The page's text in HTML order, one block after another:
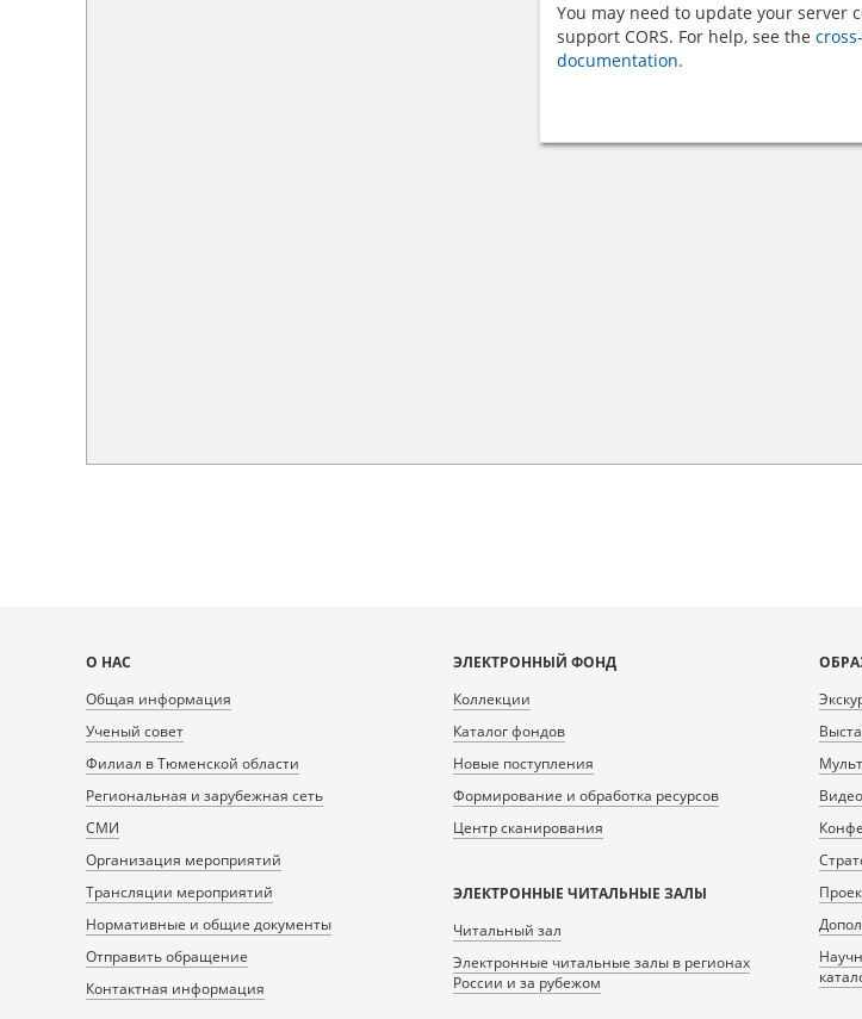
You may need to update your server
support CORS. For help, see the
documentation.
Карта
сайта
О НАС
Общая информация
Ученый совет
Филиал в Тюменской области
Региональная и зарубежная сеть
СМИ
Организация мероприятий
Трансляции мероприятий
Нормативные и общие документы
Отправить обращение
Контактная информация
ЭЛЕКТРОННЫЙ ФОНД
Коллекции
Каталог фондов
Новые поступления
Формирование и обработка ресурсов
Центр сканирования
ЭЛЕКТРОННЫЕ ЧИТАЛЬНЫЕ ЗАЛЫ
Читальный зал
Электронные читальные залы в регионах
России и за рубежом